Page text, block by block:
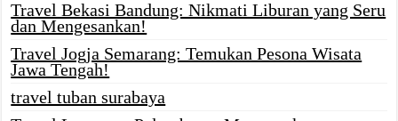
Travel Bekasi Bandung: Nikmati Liburan yang Seru
dan Mengesankan!
Travel Jogja Semarang: Temukan Pesona Wisata
Jawa Tengah!
travel tuban surabaya